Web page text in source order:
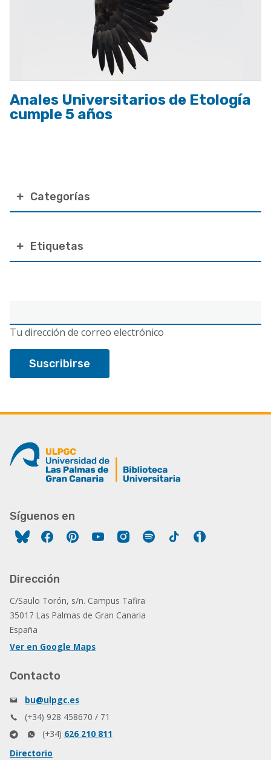
electrónico
Tu dirección de correo electrónico
Categorías
Etiquetas
Anales Universitarios de Etología
cumple 5 años
Síguenos en
FacebookPinterestYouTubeInstagram
Spotify Tiktok
Dirección
C/Saulo Torón, s/n. Campus Tafira
35017 Las Palmas de Gran Canaria
España
Ver en Google Maps
Contacto
bu@ulpgc.es
(+34) 928 458670 / 71
(+34) 626 210 811
Directorio